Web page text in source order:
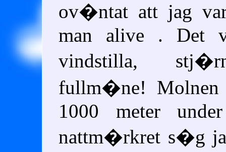
ov�ntat att jag
man alive . Det
vindstilla,
fullm�ne!
1000 meter
nattm�rkret s�g